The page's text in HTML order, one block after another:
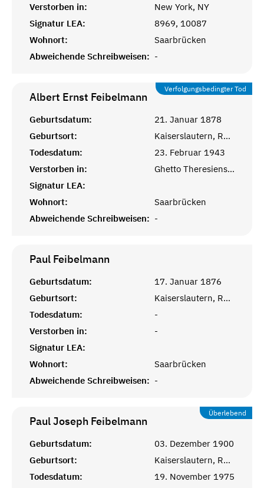
Verstorben in:
New York, NY
Signatur LEA:
8969, 10087
Wohnort:
Saarbrücken
Abweichende Schreibweisen: -
Verfolgungsbedingter Tod
Albert Ernst Feibelmann
Geburtsdatum:
21. Januar 1878
Geburtsort:
Kaiserslautern, Rheinprovinz
Todesdatum:
23. Februar 1943
Verstorben in:
Ghetto Theresienstadt
Signatur LEA:
Wohnort:
Saarbrücken
Abweichende Schreibweisen: -
Paul Feibelmann
Geburtsdatum:
17. Januar 1876
Geburtsort:
Kaiserslautern, Rheinprovinz
Todesdatum:
-
Verstorben in:
-
Signatur LEA:
Wohnort:
Saarbrücken
Abweichende Schreibweisen: -
Überlebend
Paul Joseph Feibelmann
Geburtsdatum:
03. Dezember 1900
Geburtsort:
Kaiserslautern, Rheinprovinz
Todesdatum:
19. November 1975